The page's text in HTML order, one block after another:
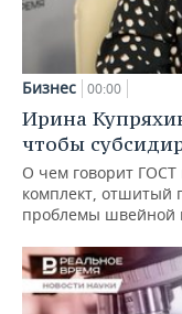
Бизнес 00:00
Ирина
чтобы
О чем говорит ГОСТ
комплект, отшитый
проблемы швейной